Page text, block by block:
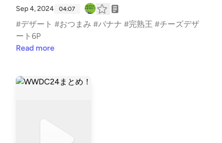
Sep 4, 2024 04:07
#デザート #おつまみ #バナナ #完熟王 #チーズデザ
ート6P
Read more